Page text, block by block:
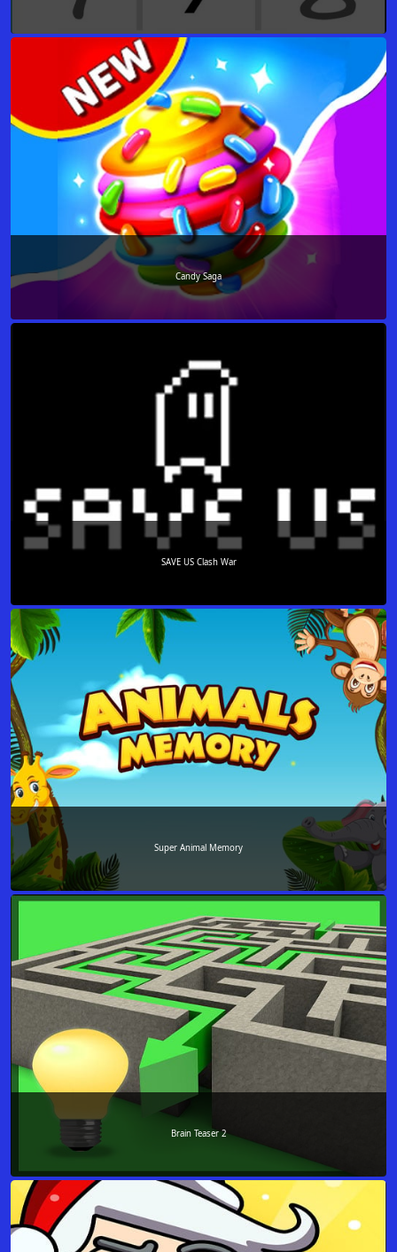
Candy Saga
SAVE US Clash War
Super Animal Memory
Brain Teaser 2